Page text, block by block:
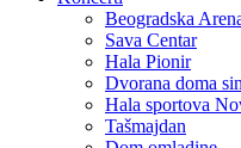
Beogradska
Sava Centar
Hala Pionir
Dvorana doma
Hala sportova
Tašmajdan